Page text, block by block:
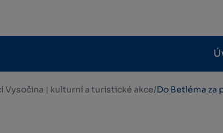
Vysočina | kulturní a turistické akce/Do Betléma za